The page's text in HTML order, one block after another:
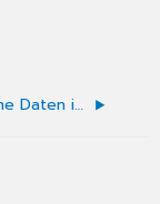
Medizinische Daten in einen Brief übernehmen